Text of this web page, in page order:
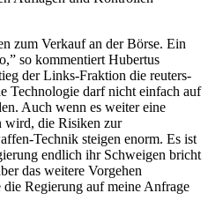
zum Verkauf an der Börse. Ein
so kommentiert Hubertus
der Links-Fraktion die reuters-
Technologie darf nicht einfach auf
Auch wenn es weiter eine
wird, die Risiken zur
Technik steigen enorm. Es ist
endlich ihr Schweigen bricht
das weitere Vorgehen
Regierung auf meine Anfrage